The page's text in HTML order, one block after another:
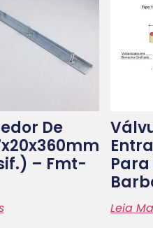
De
– Fmt-
Leia